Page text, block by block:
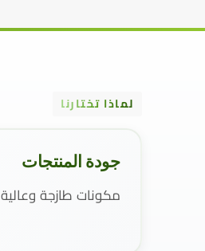
لماذا تختارنا
جودة المنتجات
مكونات طازجة